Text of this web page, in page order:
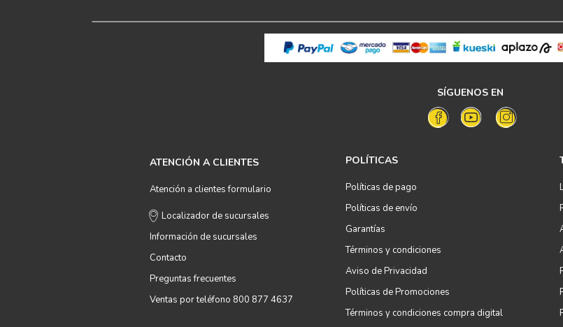
SÍGUENOS EN
ATENCIÓN A CLIENTES
Atención a clientes formulario
Localizador de sucursales
Información de sucursales
Contacto
Preguntas frecuentes
Ventas por teléfono 800 877 4637
POLÍTICAS
Políticas de pago
Políticas de envío
Garantías
Términos y condiciones
Aviso de Privacidad
Políticas de Promociones
Términos y condiciones compra digital